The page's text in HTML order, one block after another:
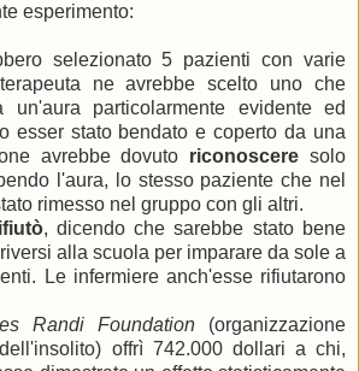
esperimento:
selezionato 5 pazienti con varie
ne avrebbe scelto uno che
un'aura particolarmente evidente ed
esser stato bendato e coperto da una
avrebbe dovuto riconosceresolo
l'aura, lo stesso paziente che nel
rimesso nel gruppo con gli altri.
, dicendo che sarebbe stato bene
alla scuola per imparare da sole a
Le infermiere anch'esse rifiutarono
Randi Foundation(organizzazione
offrì 742.000 dollari a chi,